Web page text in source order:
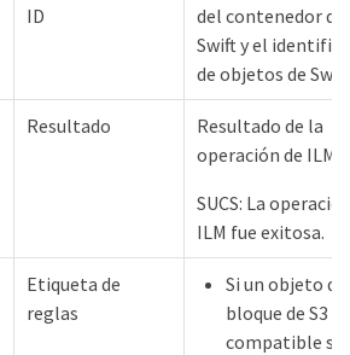
ID
del contenedor de
Swift y el
de objetos de
Resultado
Resultado de la
operación de ILM.
SUCS: La
ILM fue exitosa.
Etiqueta de
reglas
Si un objeto de
bloque de S3
compatible se